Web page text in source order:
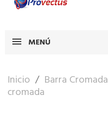
MENÚ
Inicio Barra Cromada
cromada